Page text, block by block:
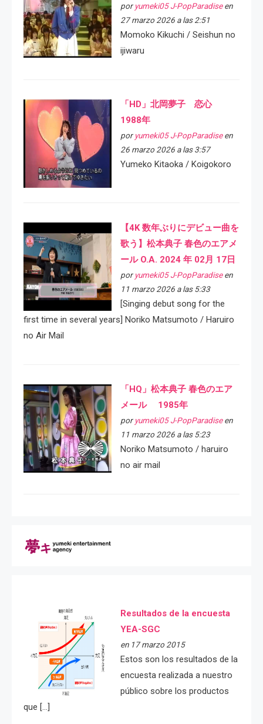
por yumeki05 J-PopParadiseen
27 marzo 2026 a las 2:51
Momoko Kikuchi / Seishun no
ijiwaru
「HD」北岡夢子 恋心
1988年
por yumeki05 J-PopParadiseen
26 marzo 2026 a las 3:57
Yumeko Kitaoka / Koigokoro
【4K 数年ぶりにデビュー曲を
歌う】松本典子 春色のエアメ
ール O.A. 2024 年 02月 17日
por yumeki05 J-PopParadiseen
11 marzo 2026 a las 5:33
[Singing debut song for the
first time in several years] Noriko Matsumoto / Haruiro
no Air Mail
「HQ」松本典子 春色のエア
メール 1985年
por yumeki05 J-PopParadiseen
11 marzo 2026 a las 5:23
Noriko Matsumoto / haruiro
no air mail
Resultados de la encuesta
YEA-SGC
en 17 marzo 2015
Estos son los resultados de la
encuesta realizada a nuestro
público sobre los productos
que […]